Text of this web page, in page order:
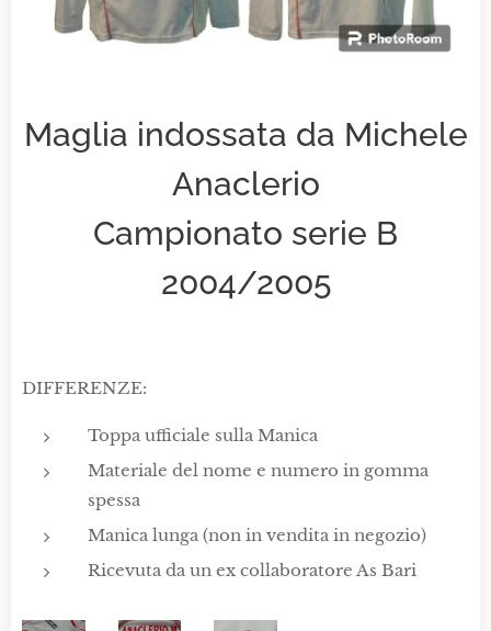
Maglia indossata da Michele
Anaclerio
Campionato serie B
2004/2005
DIFFERENZE:
Toppa ufficiale sulla Manica
Materiale del nome e numero in gomma
spessa
Manica lunga (non in vendita in negozio)
Ricevuta da un ex collaboratore As Bari